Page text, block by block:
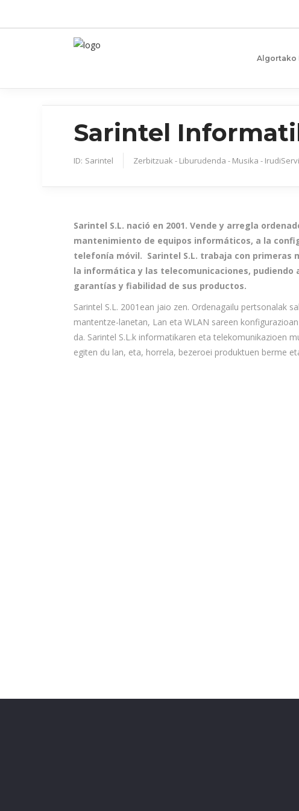
Algortako
Sarintel
ID: Sarintel Zerbitzuak - Liburudenda - Musika - Irudi
Sarintel S.L. nació en 2001. Vende y arregla
mantenimiento de equipos informáticos, a la
telefonía móvil. Sarintel S.L. trabaja con primeras
la informática y las telecomunicaciones,
garantías y fiabilidad de sus productos.
Sarintel S.L. 2001ean jaio zen. Ordenagailu pertsonalak
mantentze-lanetan, Lan eta WLAN sareen
da. Sarintel S.L.k informatikaren eta telekomunikazioen
egiten du lan, eta, horrela, bezeroei produktuen berme